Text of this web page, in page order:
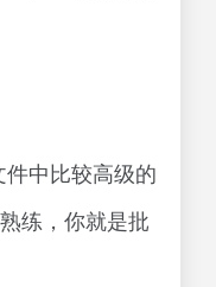
中比较高级的
练，你就是批